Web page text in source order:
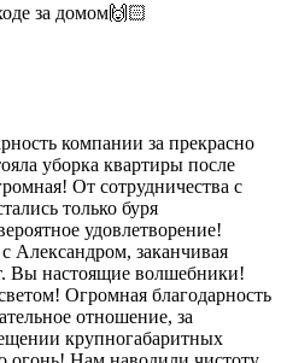
за домом🙌🏻
компании за прекрасно
уборка квартиры после
От сотрудничества с
только буря
удовлетворение!
Александром, заканчивая
Вы настоящие волшебники!
Огромная благодарность
отношение, за
крупногабаритных